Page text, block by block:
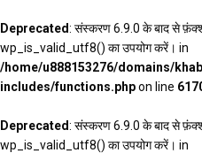
Deprecated: संस्करण 6.9.0 के बाद से
wp_is_valid_utf8() का उपयोग करें। in
/home/u888153276/domains/
includes/functions.phpon line
Deprecated: संस्करण 6.9.0 के बाद से
wp_is_valid_utf8() का उपयोग करें। in